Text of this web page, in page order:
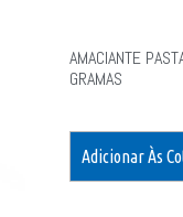
AMACIANTE
GRAMAS
Adicionar Às